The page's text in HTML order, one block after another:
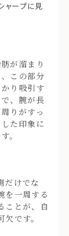
ャープに見
が溜まり
この部分
り吸引す
、腕が長
りがすっ
た印象に
。
だけでな
を一周する
ことが、自
です。